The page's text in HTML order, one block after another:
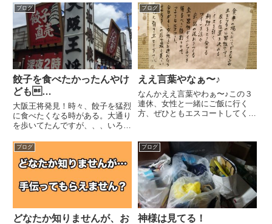
につれていろいろ変わってきて、
今は体に良いものを食べたいな
ぁ〜って思います。とはいえ、誰
かに作ってもらうとか、誰と食べ
るかとかがかなり重要ですよね。
張らないとと気合が入る。もしも
の時のために、あなたはどのくら
い考えていますか？
ブログ
餃子を食べたかったんやけ
ども…
大阪王将発見！時々、餃子を猛烈
に食べたくなる時がある。大通り
を歩いてたんですが、、、いろん
うかな、、、この先になにあるん
やろう、、、あっ、これもええ
な、、、この繰り返しで、最終、
食...
ブログ
ええ言葉やなぁ〜♪
なんかええ言葉やわぁ〜♪この３
連休、女性と一緒にご飯に行く
方、ぜひともエスコートしてくだ
よね。あぁーーーーなんやろう、
女性と食事に行きたいなぁ〜。今
日のラジオにもお便りで来てたん
で...
ブログ
どなたか知りませんが、お
ブログ
神様は見てる！